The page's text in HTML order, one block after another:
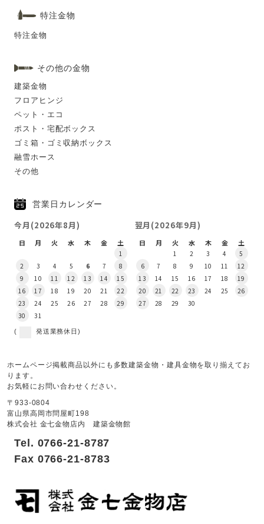
特注金物
特注金物
その他の金物
建築金物
フロアヒンジ
ペット・エコ
ポスト・宅配ボックス
ゴミ箱・ゴミ収納ボックス
融雪ホース
その他
営業日カレンダー
今月(2026年8月)
日 月 火 水 木 金 土
1
2
3 4 5 6 7
8
9
10 11 12 13 14
15
16
17 18 19 20 21
22
23
24 25 26 27 28
29
30
31
翌月(2026年9月)
日 月 火 水 木 金 土
1 2 3 4
5
6
7 8 9 10 11
12
13
14 15 16 17 18
19
20
21 22 23 24 25
26
27
28 29 30
( 発送業務休日)
ホームページ掲載商品以外にも多数建築金物・建具金物を取り揃えてお
ります。
お気軽にお問い合わせください。
〒933-0804
富山県高岡市問屋町198
株式会社 金七金物店内 建築金物館
Tel. 0766-21-8787
Fax 0766-21-8783